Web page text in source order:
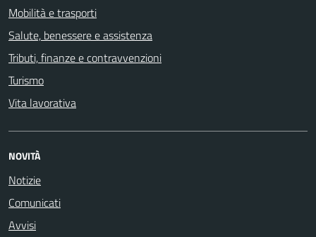
Mobilità e trasporti
Salute, benessere e assistenza
Tributi, finanze e contravvenzioni
Turismo
Vita lavorativa
NOVITÀ
Notizie
Comunicati
Avvisi